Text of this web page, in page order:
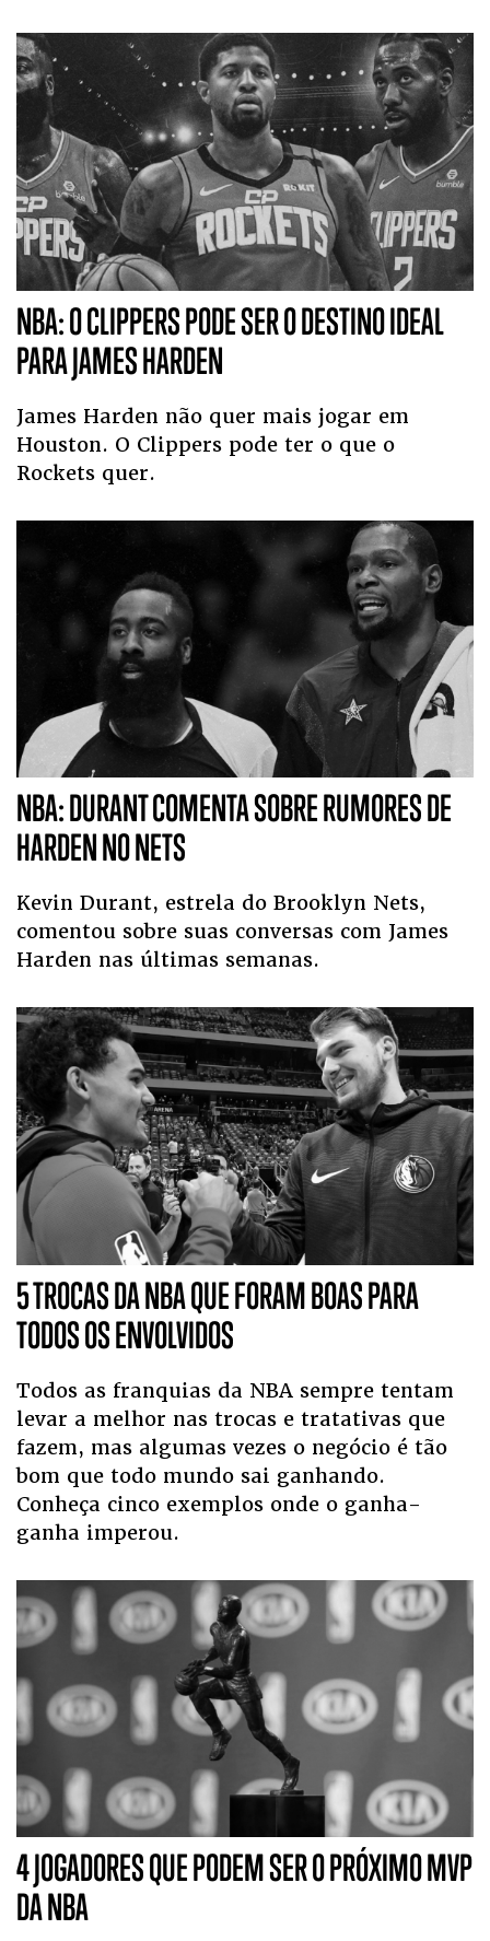
NBA: O CLIPPERS PODE SER O DESTINO IDEAL
PARA JAMES HARDEN
James Harden não quer mais jogar em
Houston. O Clippers pode ter o que o
Rockets quer.
NBA: DURANT COMENTA SOBRE RUMORES DE
HARDEN NO NETS
Kevin Durant, estrela do Brooklyn Nets,
comentou sobre suas conversas com James
Harden nas últimas semanas.
5 TROCAS DA NBA QUE FORAM BOAS PARA
TODOS OS ENVOLVIDOS
Todos as franquias da NBA sempre tentam
levar a melhor nas trocas e tratativas que
fazem, mas algumas vezes o negócio é tão
bom que todo mundo sai ganhando.
Conheça cinco exemplos onde o ganha-
ganha imperou.
4 JOGADORES QUE PODEM SER O PRÓXIMO MVP
DA NBA